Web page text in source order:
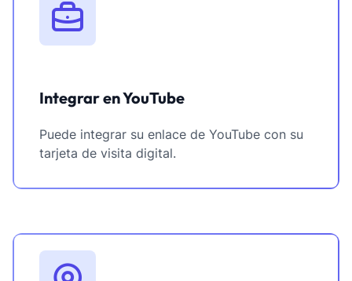
Integrar en YouTube
Puede integrar su enlace de YouTube con su
tarjeta de visita digital.